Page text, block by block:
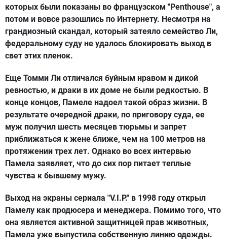
которых были показаны во французском "Penthouse", а
потом и вовсе разошлись по Интернету. Несмотря на
грандиозный скандал, который затеяло семейство Ли,
федеральному суду не удалось блокировать выход в
свет этих пленок.
Еще Томми Ли отличался буйным нравом и дикой
ревностью, и драки в их доме не были редкостью. В
конце концов, Памеле надоел такой образ жизни. В
результате очередной драки, по приговору суда, ее
муж получил шесть месяцев тюрьмы и запрет
приближаться к жене ближе, чем на 100 метров на
протяжении трех лет. Однако во всех интервью
Памела заявляет, что до сих пор питает теплые
чувства к бывшему мужу.
Выход на экраны сериала "V.I.P." в 1998 году открыл
Памелу как продюсера и менеджера. Помимо того, что
она является активной защитницей прав животных,
Памела уже выпустила собственную линию одежды.